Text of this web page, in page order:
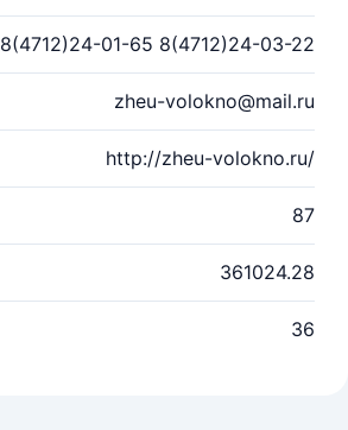
8(4712)24-01-65 8(4712)24-03-22
zheu-volokno@mail.ru
http://zheu-volokno.ru/
87
361024.28
36